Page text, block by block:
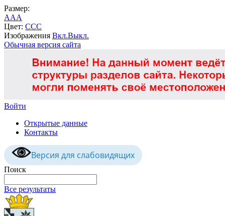
Размер:
AAA
Цвет: CCC
Изображения Вкл.Выкл.
Обычная версия сайта
Войти
Открытые данные
Контакты
Версия для слабовидящих
Поиск
Все результаты